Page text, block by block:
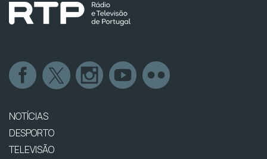
NOTÍCIAS
DESPORTO
TELEVISÃO